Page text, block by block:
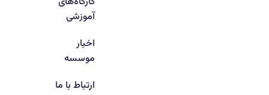
آموزشی
اخبار
موسسه
ارتباط با ما